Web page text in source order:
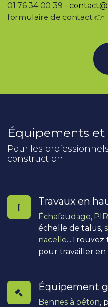
01 76 34 00 39 -
formulaire de contact 👉
Équipements et
Pour les
construction
Travaux en
Échafaudage,
échelle de talus,
nacelle
pour travailler
Équipement
Bennes à béton,